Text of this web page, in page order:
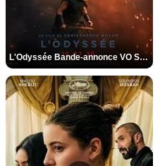
L'Odyssée Bande-annonce VO STFR